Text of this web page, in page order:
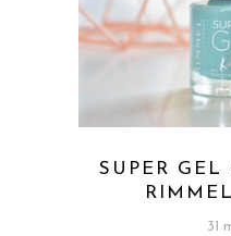
SUPER
31